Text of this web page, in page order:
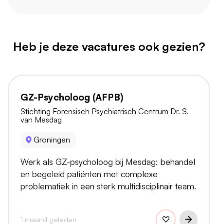
Heb je deze vacatures ook gezien?
GZ-Psycholoog (AFPB)
Stichting Forensisch Psychiatrisch Centrum Dr. S.
van Mesdag
Groningen
Werk als GZ-psycholoog bij Mesdag: behandel
en begeleid patiënten met complexe
problematiek in een sterk multidisciplinair team.
1 maand geleden